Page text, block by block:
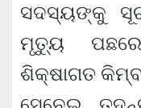
ସଦସ୍ୟଙ୍କୁ
ମୃତ୍ୟୁ
ଶିକ୍ଷାଗତ